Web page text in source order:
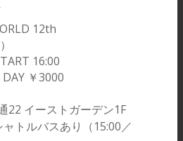
12th
16:00
￥3000
22 イーストガーデン1F
トルバスあり（15:00／